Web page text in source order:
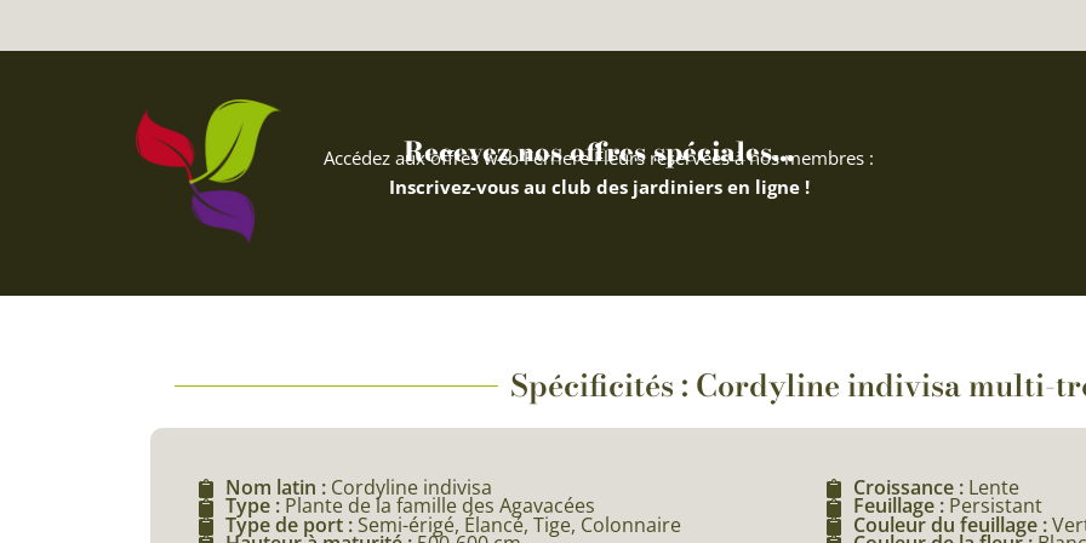
Recevez nos offres spéciales...
Accédez aux offres web Ferriere Fleurs réservées à nos membres :
Inscrivez-vous au club des jardiniers en ligne !
Spécificités : Cordyline indivisa multi-
Nom latin : Cordyline indivisa
Type : Plante de la famille des Agavacées
Type de port :Semi-érigé, Élancé, Tige, Colonnaire
Croissance : Lente
Feuillage : Persistant
Couleur du feuillage :